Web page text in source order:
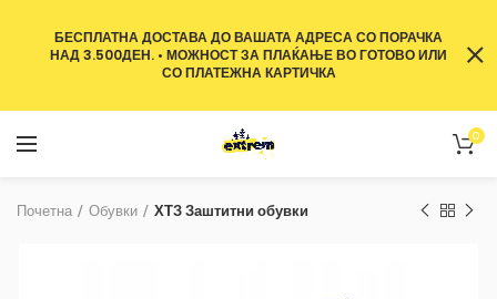
0
Почетна Обувки ХТЗ Заштитни обувки
БЕСПЛАТНА ДОСТАВА ДО ВАШАТА АДРЕСА СО ПОРАЧКА
НАД 3.500ДЕН. • МОЖНОСТ ЗА ПЛАЌАЊЕ ВО ГОТОВО ИЛИ
СО ПЛАТЕЖНА КАРТИЧКА